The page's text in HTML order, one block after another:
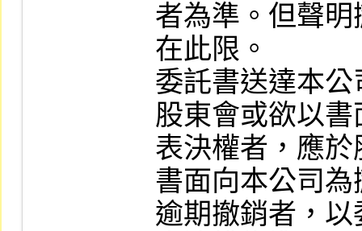
者為準。但聲
在此限。
委託書送達本
股東會或欲以
表決權者，應
書面向本公司
逾期撤銷者，